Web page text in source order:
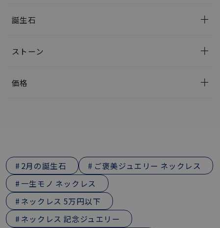
誕生石
ストーン
価格
2月の誕生石
ご褒美ジュエリー ネックレス
一生モノ ネックレス
ネックレス 5万円以下
ネックレス 記念ジュエリー